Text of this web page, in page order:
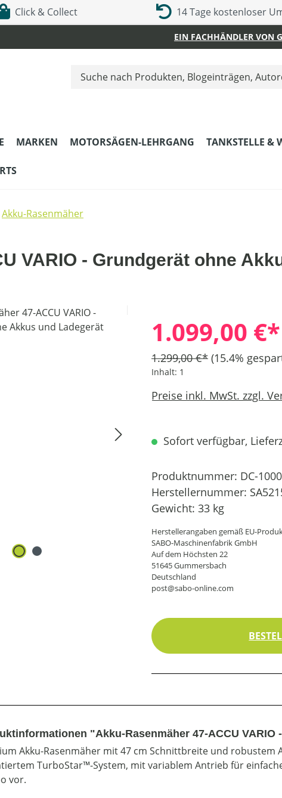
Click & Collect 14 Tage kostenloser
EIN FACHHÄNDLER VON
MARKEN MOTORSÄGEN-LEHRGANG TANKSTELLE &
Akku-Rasenmäher
VARIO - Grundgerät ohne
1.099,00 €*
1.299,00 €* (15.4%
Inhalt: 1
Preise inkl. MwSt. zzgl.
Sofort verfügbar,
Produktnummer: DC-
Herstellernummer:
Gewicht: 33 kg
Herstellerangaben gemäß EU-
SABO-Maschinenfabrik GmbH
Auf dem Höchsten 22
51645 Gummersbach
Deutschland
post@sabo-online.com
"Akku-Rasenmäher 47-ACCU
Akku-Rasenmäher mit 47 cm Schnittbreite und robustem
TurboStar™-System, mit variablem Antrieb für
vor.